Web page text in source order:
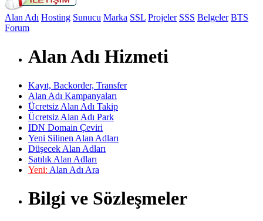
Alan Adı Hosting Sunucu Marka SSL Projeler SSS Belgeler BTS
Forum
Alan Adı Hizmeti
Kayıt, Backorder, Transfer
Alan Adı Kampanyaları
Ücretsiz Alan Adı Takip
Ücretsiz Alan Adı Park
IDN Domain Çeviri
Yeni Silinen Alan Adları
Düşecek Alan Adları
Satılık Alan Adları
Yeni: Alan Adı Ara
Bilgi ve Sözleşmeler